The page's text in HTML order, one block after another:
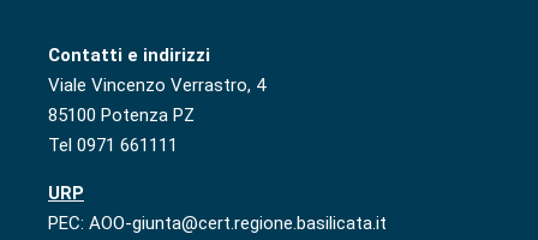
Contatti e indirizzi
Viale Vincenzo Verrastro, 4
85100 Potenza PZ
Tel 0971 661111
URP
PEC: AOO-giunta@cert.regione.basilicata.it